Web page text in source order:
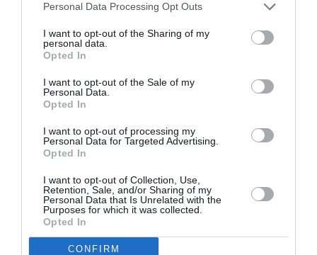
Personal Data Processing Opt Outs
I want to opt-out of the Sharing of my
personal data.
Opted In
I want to opt-out of the Sale of my
Personal Data.
Opted In
I want to opt-out of processing my
Personal Data for Targeted Advertising.
Opted In
I want to opt-out of Collection, Use,
Retention, Sale, and/or Sharing of my
Personal Data that Is Unrelated with the
Purposes for which it was collected.
Opted In
CONFIRM
διάσημους χορογράφους ανάμεσά τους οι (Νωυμάγερ,
Μάλακοφ, Μακάροβα, Γουίλντον, Κίλλιαν, Φόρσαιθ, Βαν
Μάνεν). Έχουν χορογραφηθεί ειδικά για αυτήν «Το
πουλί της φωτιάς», «Μήδεια», «Ρωμαίος και Ιουλιέττα» ,
«7 θανάσιμα αμαρτήματα» κ.α.
εξωτερική φωτογραφία: Αγάπιος Αγαπιάδης
Ακολουθήστε το Culturenow.gr στοGoogle News
μάθετε πρώτοι όλες τις ειδήσεις
Δείτε όλα τατελευταία νέαγια την Τέχνη και τον
Πολιτισμό στοCulturenow.gr
Νέοι Διαγωνισμοί❯